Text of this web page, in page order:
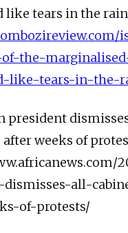
like tears in the
the-
like-tears-in-the-
president
weeks of
dismisses-all-
of-protests/